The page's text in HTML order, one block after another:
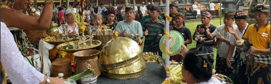
m
a
i
l